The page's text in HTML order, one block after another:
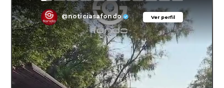
Ver perfil
@noticiasafondo Ver perfil